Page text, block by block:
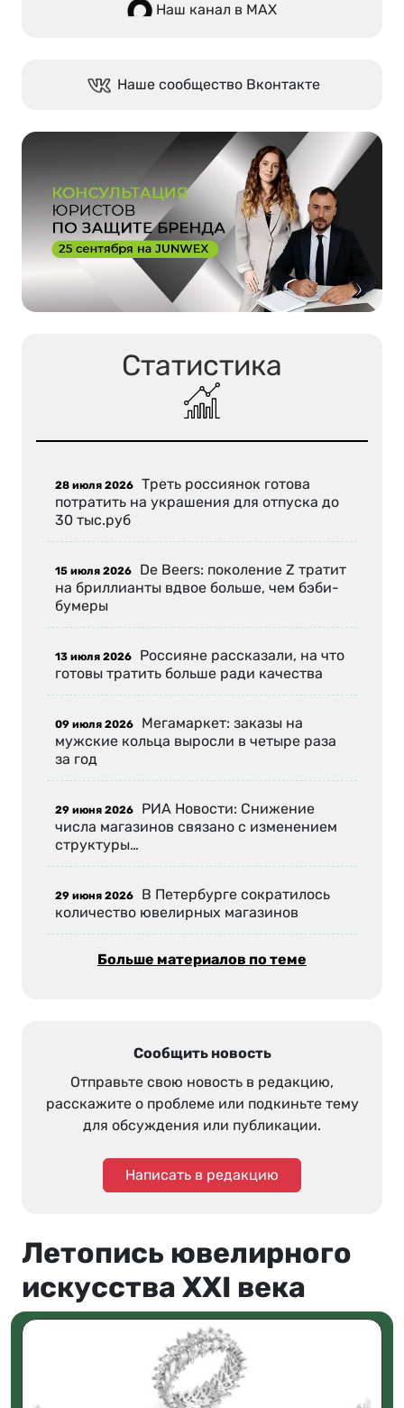
Наш канал в МАХ
Наше сообщество Вконтакте
Статистика
28 июля 2026 Треть россиянок готова
потратить на украшения для отпуска до
30 тыс.руб
15 июля 2026 De Beers: поколение Z тратит
на бриллианты вдвое больше, чем бэби-
бумеры
13 июля 2026 Россияне рассказали, на что
готовы тратить больше ради качества
09 июля 2026 Мегамаркет: заказы на
мужские кольца выросли в четыре раза
за год
29 июня 2026 РИА Новости: Снижение
числа магазинов связано с изменением
структуры…
29 июня 2026 В Петербурге сократилось
количество ювелирных магазинов
Больше материалов по теме
Сообщить новость
Отправьте свою новость в редакцию,
расскажите о проблеме или подкиньте тему
для обсуждения или публикации.
Написать в редакцию
Летопись ювелирного
искусства XXI века